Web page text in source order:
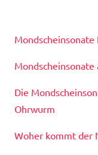
Mondscheinsonate
Die
Ohrwurm
Woher kommt der